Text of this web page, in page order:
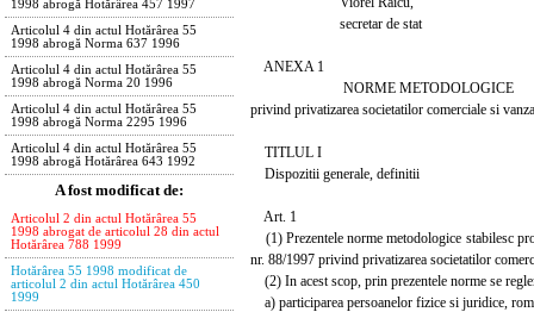
1998 abrogă Hotărârea 457 1997
Articolul 4 din actul Hotărârea 55
1998 abrogă Norma 637 1996
Articolul 4 din actul Hotărârea 55
1998 abrogă Norma 20 1996
Articolul 4 din actul Hotărârea 55
1998 abrogă Norma 2295 1996
Articolul 4 din actul Hotărârea 55
1998 abrogă Hotărârea 643 1992
A fost modificat de:
Articolul 2 din actul Hotărârea 55
1998 abrogat de articolul 28 din actul
Hotărârea 788 1999
Hotărârea 55 1998 modificat de
articolul 2 din actul Hotărârea 450
1999
secretar de stat
ANEXA 1
NORME METODOLOGICE
privind privatizarea societatilor comerciale si
TITLUL I
Dispozitii generale, definitii
Art. 1
(1) Prezentele norme metodologice stabilesc
nr. 88/1997 privind privatizarea societatilor
(2) In acest scop, prin prezentele norme se
a) participarea persoanelor fizice si juridice,